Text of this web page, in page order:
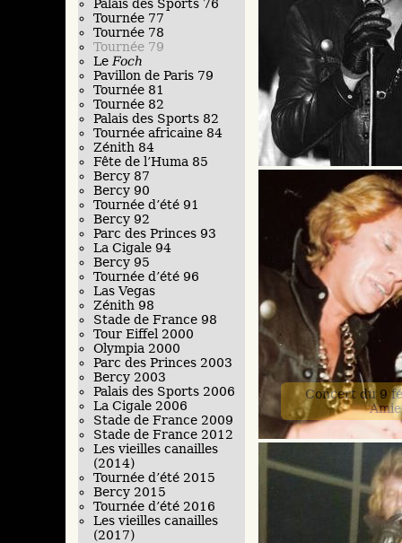
Concert du 9
Palais des Sports 76
Tournée 77
Tournée 78
Tournée 79
Le Foch
Pavillon de Paris 79
Tournée 81
Tournée 82
Palais des Sports 82
Tournée africaine 84
Zénith 84
Fête de l’Huma 85
Bercy 87
Bercy 90
Tournée d’été 91
Bercy 92
Parc des Princes 93
La Cigale 94
Bercy 95
Tournée d’été 96
Las Vegas
Zénith 98
Stade de France 98
Tour Eiffel 2000
Olympia 2000
Parc des Princes 2003
Bercy 2003
Palais des Sports 2006
La Cigale 2006
Stade de France 2009
Stade de France 2012
Les vieilles canailles
(2014)
Tournée d’été 2015
Bercy 2015
Tournée d’été 2016
Les vieilles canailles
(2017)